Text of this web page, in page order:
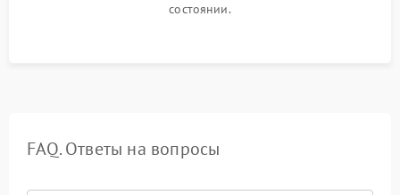
состоянии.
FAQ. Ответы на вопросы